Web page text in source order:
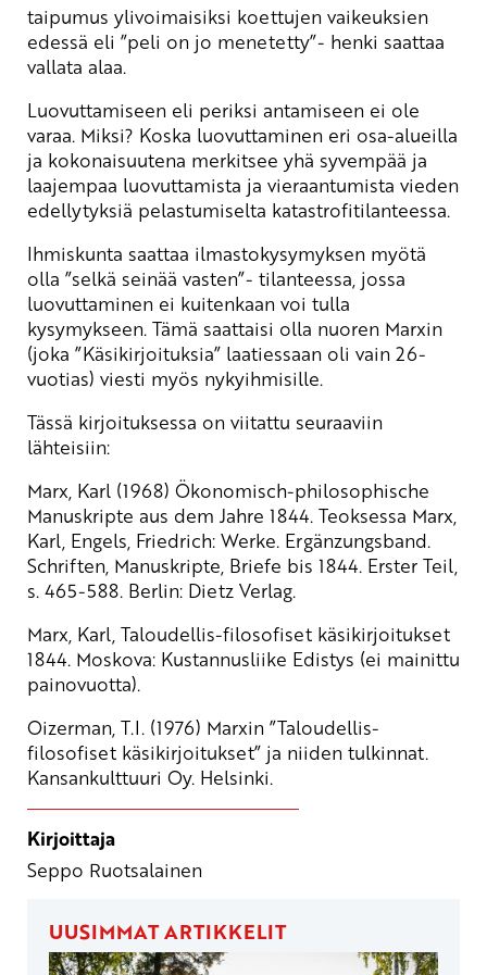
taipumus ylivoimaisiksi koettujen vaikeuksien
edessä eli ”peli on jo menetetty”- henki saattaa
vallata alaa.
Luovuttamiseen eli periksi antamiseen ei ole
varaa. Miksi? Koska luovuttaminen eri osa-alueilla
ja kokonaisuutena merkitsee yhä syvempää ja
laajempaa luovuttamista ja vieraantumista vieden
edellytyksiä pelastumiselta katastrofitilanteessa.
Ihmiskunta saattaa ilmastokysymyksen myötä
olla ”selkä seinää vasten”- tilanteessa, jossa
luovuttaminen ei kuitenkaan voi tulla
kysymykseen. Tämä saattaisi olla nuoren Marxin
(joka ”Käsikirjoituksia” laatiessaan oli vain 26-
vuotias) viesti myös nykyihmisille.
Tässä kirjoituksessa on viitattu seuraaviin
lähteisiin:
Marx, Karl (1968) Ökonomisch-philosophische
Manuskripte aus dem Jahre 1844. Teoksessa Marx,
Karl, Engels, Friedrich: Werke. Ergänzungsband.
Schriften, Manuskripte, Briefe bis 1844. Erster Teil,
s. 465-588. Berlin: Dietz Verlag.
Marx, Karl, Taloudellis-filosofiset käsikirjoitukset
1844. Moskova: Kustannusliike Edistys (ei mainittu
painovuotta).
Oizerman, T.I. (1976) Marxin ”Taloudellis-
filosofiset käsikirjoitukset” ja niiden tulkinnat.
Kansankulttuuri Oy. Helsinki.
Kirjoittaja
Seppo Ruotsalainen
UUSIMMAT ARTIKKELIT